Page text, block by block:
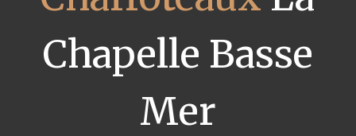
Chapelle Basse
Mer